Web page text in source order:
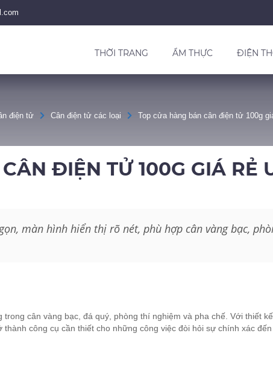
THỜI TRANG ẨM THỰC ĐIỆN
điện tử Cân điện tử các loại Top cửa hàng bán cân điện tử 100g
ĐIỆN TỬ 100G GIÁ RẺ
màn hình hiển thị rõ nét, phù hợp cân vàng bạc,
cân vàng bạc, đá quý, phòng thí nghiệm và pha chế. Với thiết
công cụ cần thiết cho những công việc đòi hỏi sự chính xác đến